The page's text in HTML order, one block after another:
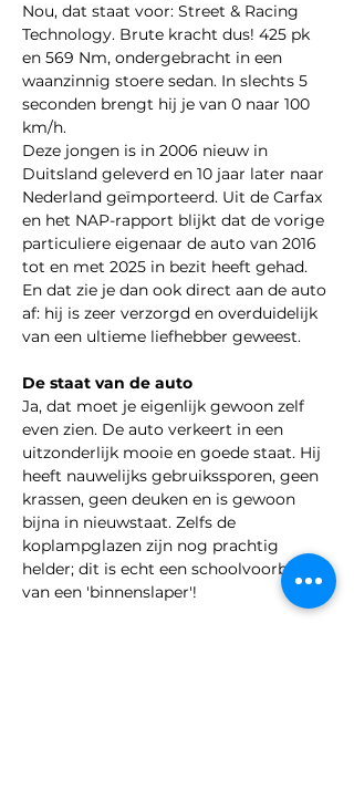
Nou, dat staat voor: Street & Racing
Technology. Brute kracht dus! 425 pk
en 569 Nm, ondergebracht in een
waanzinnig stoere sedan. In slechts 5
seconden brengt hij je van 0 naar 100
km/h.
Deze jongen is in 2006 nieuw in
Duitsland geleverd en 10 jaar later naar
Nederland geïmporteerd. Uit de Carfax
en het NAP-rapport blijkt dat de vorige
particuliere eigenaar de auto van 2016
tot en met 2025 in bezit heeft gehad.
En dat zie je dan ook direct aan de auto
af: hij is zeer verzorgd en overduidelijk
van een ultieme liefhebber geweest.
De staat van de auto
Ja, dat moet je eigenlijk gewoon zelf
even zien. De auto verkeert in een
uitzonderlijk mooie en goede staat. Hij
heeft nauwelijks gebruikssporen, geen
krassen, geen deuken en is gewoon
bijna in nieuwstaat. Zelfs de
koplampglazen zijn nog prachtig
helder; dit is echt een schoolvoorbeeld
van een 'binnenslaper'!